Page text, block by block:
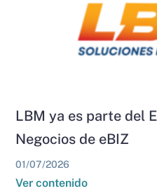
LBM ya es parte del
Negocios de eBIZ
01/07/2026
Ver contenido